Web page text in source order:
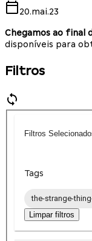
20.mai.23
Chegamos ao final
disponíveis para
Filtros
Filtros
Tags
the-strange-
Limpar filtros